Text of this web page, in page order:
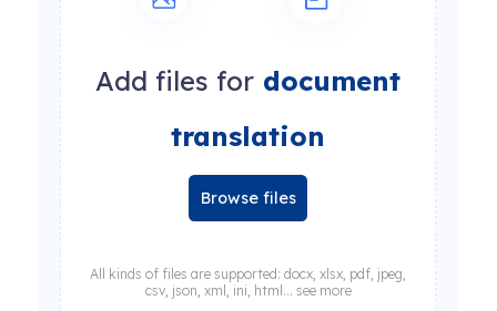
Add files for document
translation
Browse files
All kinds of files are supported: docx, xlsx, pdf, jpeg,
csv, json, xml, ini, html... see more